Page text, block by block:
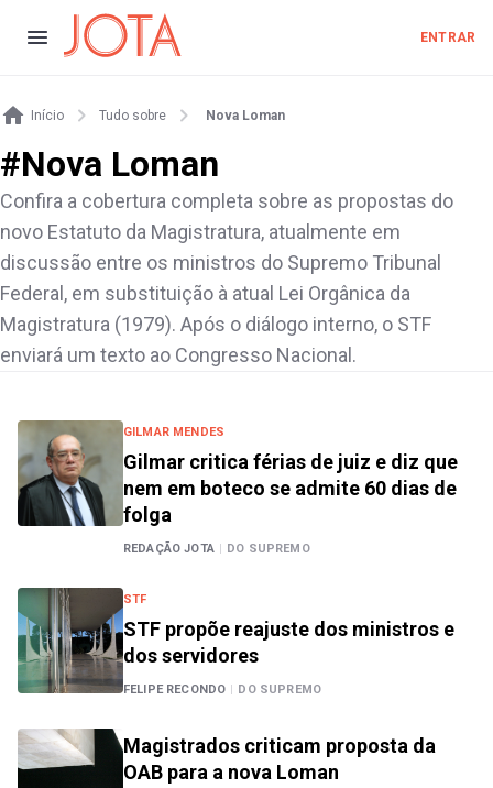
ENTRAR
Início Tudo sobre Nova Loman
#Nova Loman
Confira a cobertura completa sobre as propostas do
novo Estatuto da Magistratura, atualmente em
discussão entre os ministros do Supremo Tribunal
Federal, em substituição à atual Lei Orgânica da
Magistratura (1979). Após o diálogo interno, o STF
enviará um texto ao Congresso Nacional.
GILMAR MENDES
Gilmar critica férias de juiz e diz que
nem em boteco se admite 60 dias de
folga
REDAÇÃO JOTA | DO SUPREMO
STF
STF propõe reajuste dos ministros e
dos servidores
FELIPE RECONDO | DO SUPREMO
Magistrados criticam proposta da
OAB para a nova Loman